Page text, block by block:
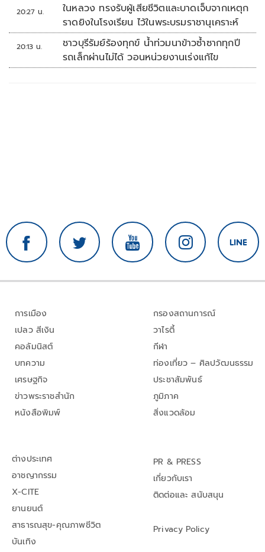
20:27 น.
ในหลวง ทรงรับผู้เสียชีวิตและบาดเจ็บจากเหตุก
ราดยิงในโรงเรียน ไว้ในพระบรมราชานุเคราะห์
20:13 น.
ชาวบุรีรัมย์ร้องทุกข์ น้ำท่วมนาข้าวซ้ำซากทุกปี
รถเล็กผ่านไม่ได้ วอนหน่วยงานเร่งแก้ไข
การเมือง
เปลว สีเงิน
คอลัมนิสต์
บทความ
เศรษฐกิจ
ข่าวพระราชสำนัก
หนังสือพิมพ์
กรองสถานการณ์
วาไรตี้
กีฬา
ท่องเที่ยว – ศิลปวัฒนธรรม
ประชาสัมพันธ์
ภูมิภาค
สิ่งแวดล้อม
ต่างประเทศ
อาชญากรรม
X-CITE
ยานยนต์
สาธารณสุข-คุณภาพชีวิต
บันเทิง
PR & PRESS
เกี่ยวกับเรา
ติดต่อและ สนับสนุน
Privacy Policy